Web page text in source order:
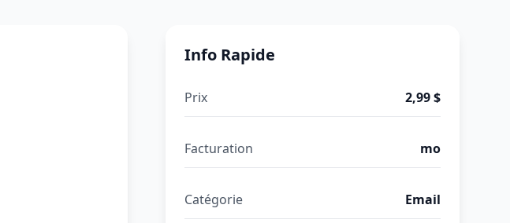
Info Rapide
Prix 2,99 $
Facturation mo
Catégorie Email